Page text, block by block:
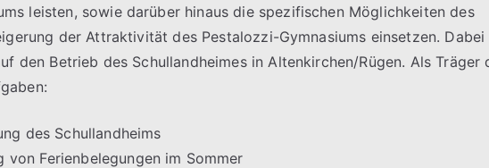
leisten, sowie darüber hinaus die spezifischen Möglichkeiten des
der Attraktivität des Pestalozzi-Gymnasiums einsetzen. Dabei
den Betrieb des Schullandheimes in Altenkirchen/Rügen. Als Träger
des Schullandheims
Ferienbelegungen im Sommer